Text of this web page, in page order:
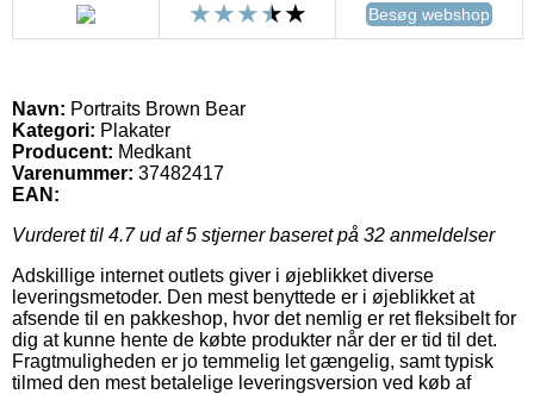
Besøg webshop
Navn: Portraits Brown Bear
Kategori: Plakater
Producent: Medkant
Varenummer: 37482417
EAN:
Vurderet til 4.7ud af 5 stjerner baseret på 32 anmeldelser
Adskillige internet outlets giver i øjeblikket diverse
leveringsmetoder. Den mest benyttede er i øjeblikket at
afsende til en pakkeshop, hvor det nemlig er ret fleksibelt for
dig at kunne hente de købte produkter når der er tid til det.
Fragtmuligheden er jo temmelig let gængelig, samt typisk
tilmed den mest betalelige leveringsversion ved køb af